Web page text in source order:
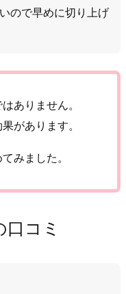
ので早めに切り上げ
ありません。
があります。
みました。
コミ